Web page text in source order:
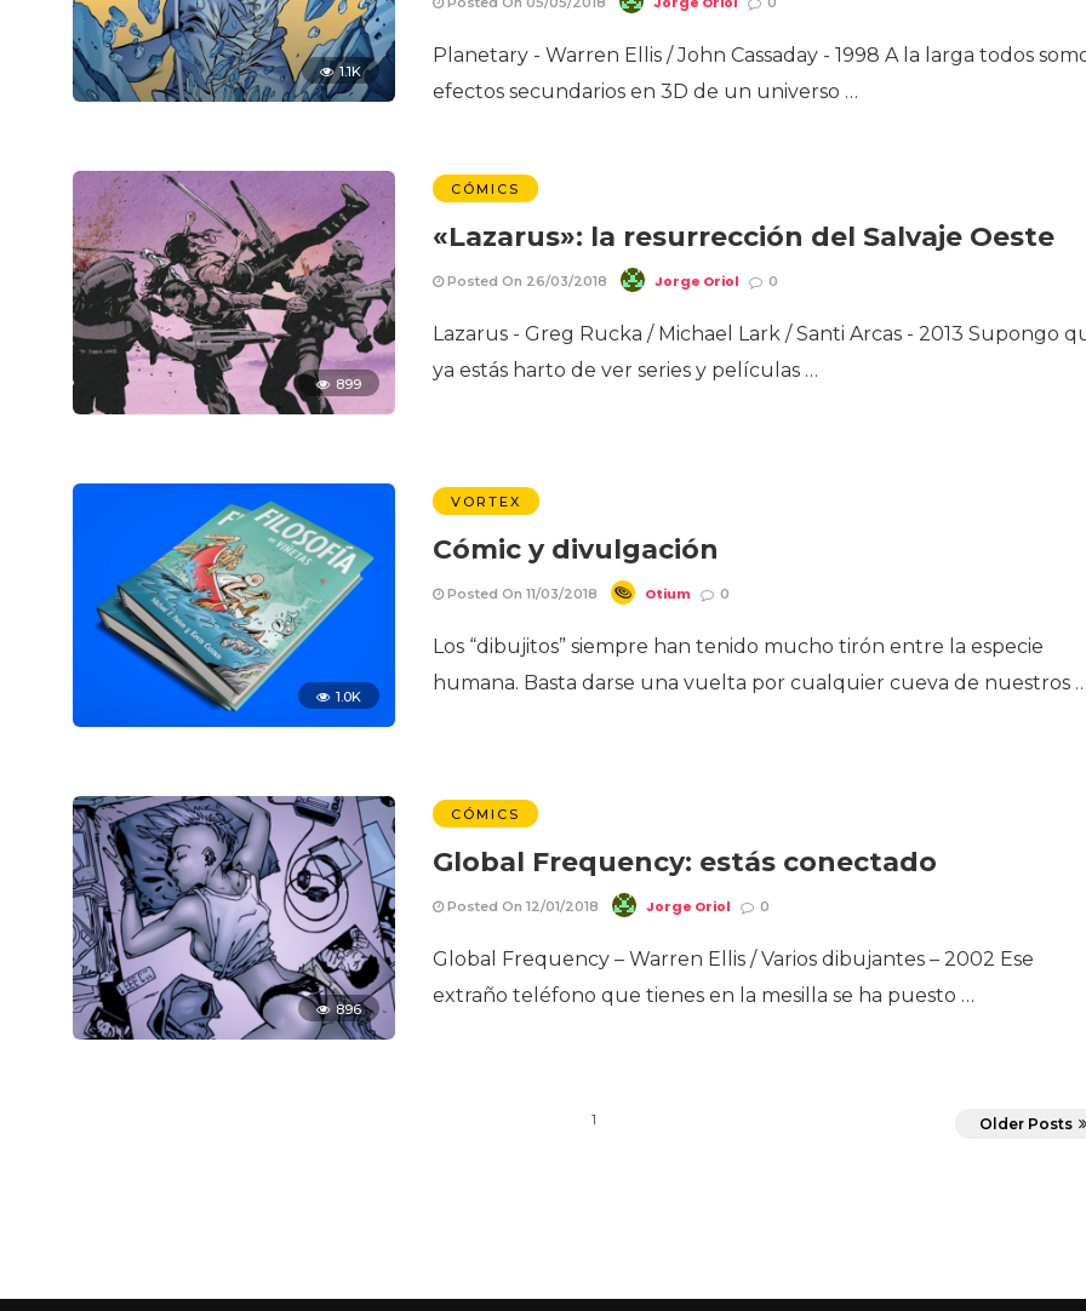
1.1K
Planetary - Warren Ellis / John Cassaday - 1998 A la larga todos
efectos secundarios en 3D de un universo …
899
CÓMICS
«Lazarus»: la resurrección del Salvaje Oeste
Posted On 26/03/2018 Jorge Oriol 0
Lazarus - Greg Rucka / Michael Lark / Santi Arcas - 2013 Supongo
ya estás harto de ver series y películas …
1.0K
VORTEX
Cómic y divulgación
Posted On 11/03/2018 Otium 0
Los “dibujitos” siempre han tenido mucho tirón entre la especie
humana. Basta darse una vuelta por cualquier cueva de nuestros
896
CÓMICS
Global Frequency: estás conectado
Posted On 12/01/2018 Jorge Oriol 0
Global Frequency – Warren Ellis / Varios dibujantes – 2002 Ese
extraño teléfono que tienes en la mesilla se ha puesto …
1 Older Posts